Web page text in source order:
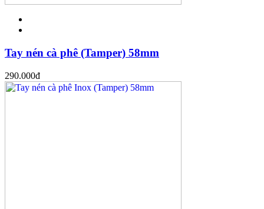
Tay nén cà phê (Tamper) 58mm
290.000đ